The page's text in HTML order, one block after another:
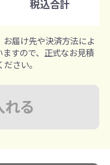
税込合計
届け先や決済方法によ
すので、正式なお見積
さい。
れる